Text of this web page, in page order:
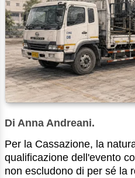
Di Anna Andreani.
Per la Cassazione, la
qualificazione dell'evento
non escludono di per sé la